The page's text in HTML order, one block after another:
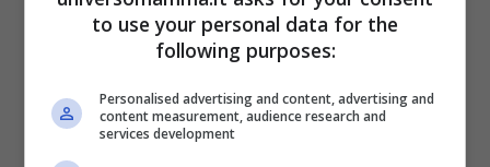
nell’11% degli intervistati li ha portati
il 44% ha detto di aver perso il filo
del discorso a metà di una frase
to use your personal data for the
following purposes:
Personalised advertising and content, advertising and
content measurement, audience research and
services development